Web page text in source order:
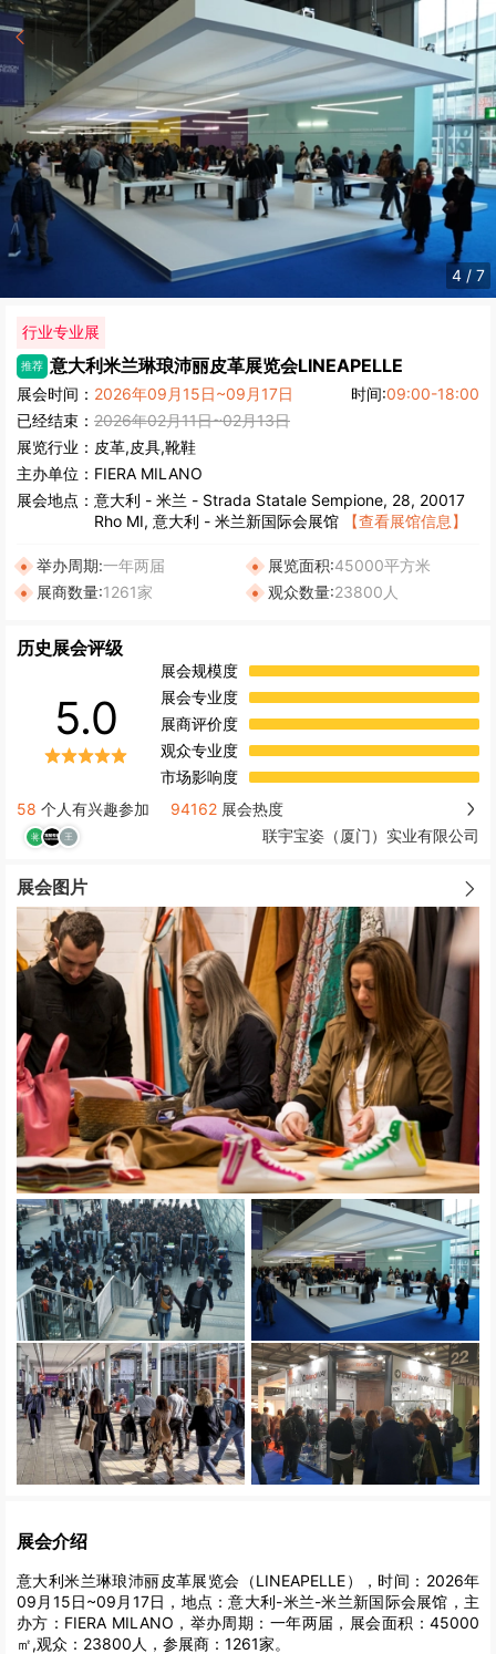
4 / 7
行业专业展
推荐 意大利米兰琳琅沛丽皮革展览会LINEAPELLE
展会时间： 2026年09月15日~09月17日 时间:09:00-18:00
已经结束： 2026年02月11日~02月13日
展览行业： 皮革,皮具,靴鞋
主办单位： FIERA MILANO
展会地点： 意大利 - 米兰 - Strada Statale Sempione, 28, 20017
Rho MI, 意大利 - 米兰新国际会展馆
【查看展馆信息】
举办周期:一年两届 展览面积:45000平方米
展商数量:1261家 观众数量:23800人
历史展会评级
5.0
展会规模度
展会专业度
展商评价度
观众专业度
市场影响度
58 个人有兴趣参加 94162 展会热度
联宇宝姿（厦门）实业有限公司
展会图片
展会介绍
意大利米兰琳琅沛丽皮革展览会（LINEAPELLE），时间：2026年
09月15日~09月17日，地点：意大利-米兰-米兰新国际会展馆，主
办方：FIERA MILANO，举办周期：一年两届，展会面积：45000
㎡,观众：23800人，参展商：1261家。